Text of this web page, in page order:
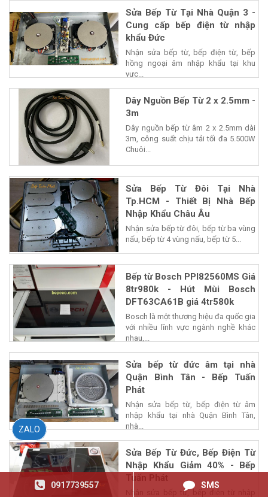
Sửa Bếp Từ Tại Nhà Quận 3 -
Cung cấp bếp điện từ nhập
khẩu Đức
Nhận sửa bếp từ, bếp điện từ, bếp
hồng ngoại âm nhập khẩu tại khu
vực...
Dây Nguồn Bếp Từ 2 x 2.5mm -
3m
Dây nguồn bếp từ âm 2 x 2.5mm dài
3m, công suất chịu tải tối đa 5.500W
Chuôi...
Sửa Bếp Từ Đôi Tại Nhà
Tp.HCM - Thiết Bị Nhà Bếp
Nhập Khẩu Châu Âu
Nhận sửa bếp từ đôi, bếp từ ba vùng
nấu, bếp từ 4 vùng nấu, bếp từ 5...
Bếp từ Bosch PPI82560MS Giá
8tr980k - Hút Mùi Bosch
DFT63CA61B giá 4tr580k
Bosch là một thương hiệu đa quốc gia
với nhiều lĩnh vực ngành nghề khác
nhau,...
Sửa bếp từ đức âm tại nhà
Quận Bình Tân - Bếp Tuấn
Phát
Nhận sửa bếp từ, bếp điện từ âm
nhập khẩu tại nhà Quận Bình Tân,
nhà...
Sửa Bếp Từ Đức, Bếp Điện Từ
Nhập Khẩu Giảm 40% - Bếp
Tuấn Phát
Nhận sửa bếp từ, bếp điện từ nhập
0917739557 SMS
ZALO